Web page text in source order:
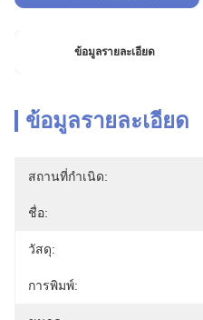
ข้อมูลรายละเอียด
ข้อมูลรายละเอียด
สถานที่กำเนิด:
ชื่อ:
วัสดุ:
การพิมพ์: